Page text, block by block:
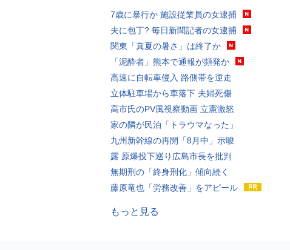
7歳に暴行か 施設従業員の女逮捕
夫に包丁? 毎日新聞記者の女逮捕
関東「真夏の暑さ」は終了か
「泥酔者」熊本で通報が頻発か
高速に自転車侵入 路側帯を逆走
立体駐車場から車落下 夫婦死傷
高市氏のPV風視察動画 立憲激怒
家の隣が民泊「トラウマなった」
九州新幹線の再開「8月中」示唆
露 原爆投下巡り広島市長を批判
無期刑の「終身刑化」傾向続く
藤原竜也「労務改善」をアピール
もっと見る